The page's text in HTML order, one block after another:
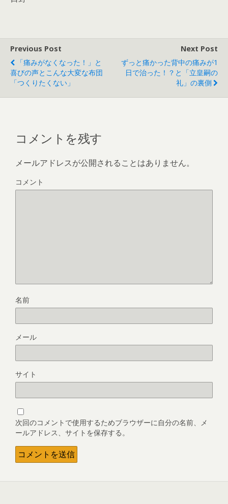
Previous Post
「痛みがなくなった！」と
喜びの声とこんな大変な布団
「つくりたくない」
Next Post
ずっと痛かった背中の痛みが1
日で治った！？と「立皇嗣の
礼」の裏側
コメントを残す
メールアドレスが公開されることはありません。
コメント
名前
メール
サイト
次回のコメントで使用するためブラウザーに自分の名前、メ
ールアドレス、サイトを保存する。